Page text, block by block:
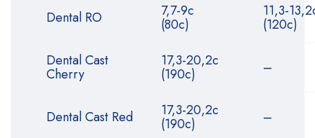
Dental RO 7,7-9с
(80с)
11,3-
(120с)
Dental Cast
Cherry
17,3-20,2с
(190с) –
Dental Cast Red 17,3-20,2с
(190с) –